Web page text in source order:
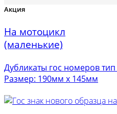
Акция
На мотоцикл
(маленькие)
Дубликаты гос номеров тип
Размер: 190мм х 145мм